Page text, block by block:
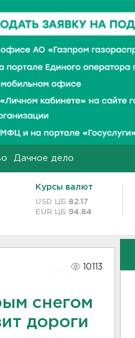
Дачное дело
Курсы валют
USD ЦБ 82.17
EUR ЦБ 94.84
10113
снегом
дороги